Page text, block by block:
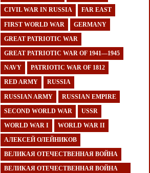
CIVIL WAR IN RUSSIA FAR EAST
FIRST WORLD WAR GERMANY
GREAT PATRIOTIC WAR
GREAT PATRIOTIC WAR OF 1941—1945
NAVY PATRIOTIC WAR OF 1812
RED ARMY RUSSIA
RUSSIAN ARMY RUSSIAN EMPIRE
SECOND WORLD WAR USSR
WORLD WAR I WORLD WAR II
АЛЕКСЕЙ ОЛЕЙНИКОВ
ВЕЛИКАЯ ОТЕЧЕСТВЕННАЯ ВОЙНА
ВЕЛИКАЯ ОТЕЧЕСТВЕННАЯ ВОЙНА